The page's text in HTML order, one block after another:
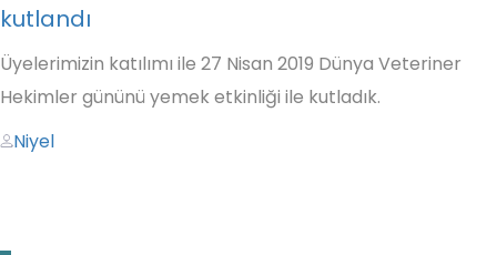
kutlandı
Üyelerimizin katılımı ile 27 Nisan 2019 Dünya Veteriner
Hekimler gününü yemek etkinliği ile kutladık.
Author
Niyel